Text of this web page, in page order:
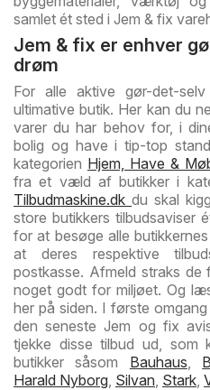
samlet ét sted i Jem & fix
Jem & fix er enhver
drøm
For alle aktive gør-det-
ultimative butik. Her kan du
varer du har behov for, i
bolig og have i tip-top
kategorien Hjem, Have &
fra et væld af butikker i
Tilbudmaskine.dkdu skal
store butikkers tilbudsaviser
for at besøge alle
at deres respektive
postkasse. Afmeld straks de
noget godt for miljøet. Og
her på siden. I første
den seneste Jem og fix
tjekke disse tilbud ud, som
butikker såsom Bauhaus
Harald Nyborg Silvan Stark